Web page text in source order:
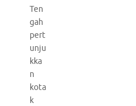
Ten
gah
pert
unju
kka
n
kota
k